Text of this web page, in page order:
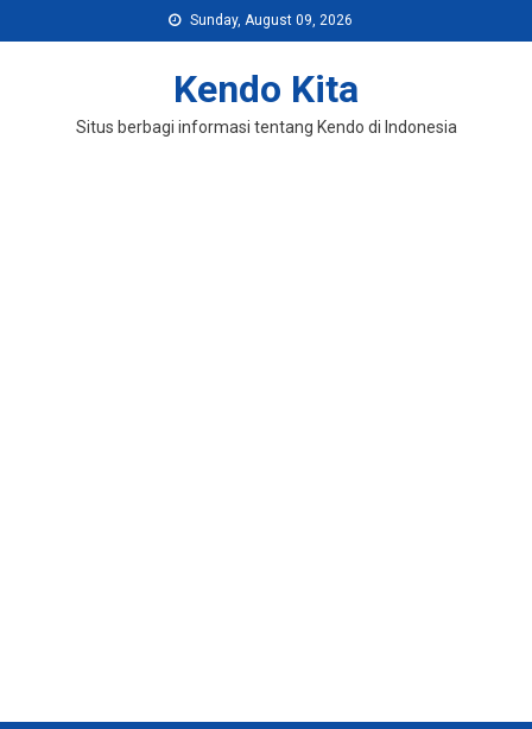
to
Sunday, August 09, 2026
Kendo Kita
Situs berbagi informasi tentang Kendo di Indonesia